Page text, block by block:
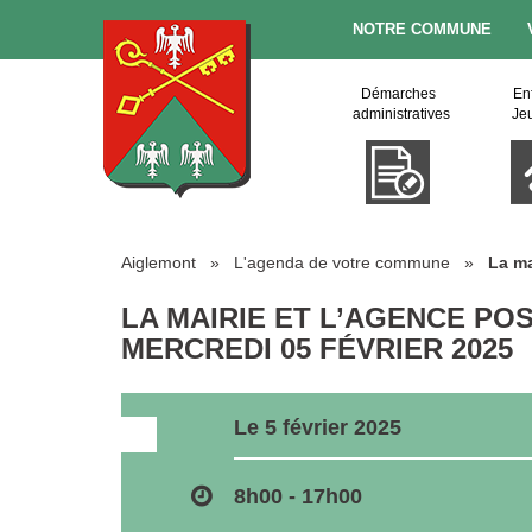
NOTRE COMMUNE
Démarches
administratives
Aiglemont » L'agenda de votre commune » La
LA MAIRIE ET L’AGENCE
MERCREDI 05 FÉVRIER 2025
Le 5 février 2025
8h00 - 17h00